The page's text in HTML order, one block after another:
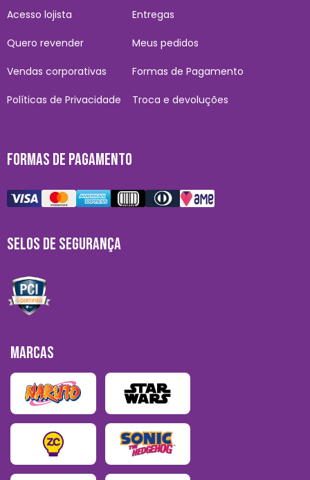
Acesso lojista
Quero revender
Vendas corporativas
Políticas de Privacidade
Entregas
Meus pedidos
Formas de Pagamento
Troca e devoluções
FORMAS DE PAGAMENTO
SELOS DE SEGURANÇA
MARCAS